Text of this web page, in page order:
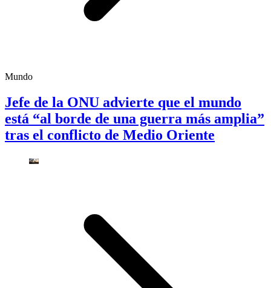
Mundo
Jefe de la ONU advierte que el mundo
está “al borde de una guerra más amplia”
tras el conflicto de Medio Oriente